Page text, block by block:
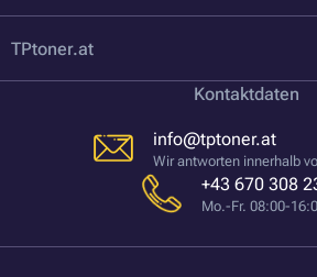
TPtoner.at
Kontaktdaten
info@tptoner.at
Wir antworten innerhalb
+43 670 308
Mo.-Fr. 08:00-